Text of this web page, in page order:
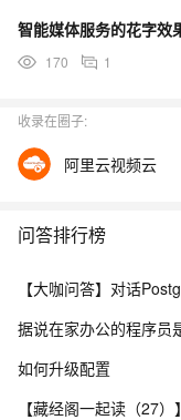
智能媒体服务的花字效
170 1
收录在圈子:
阿里云视频云
问答排行榜
据说在家办公的程序员
如何升级配置